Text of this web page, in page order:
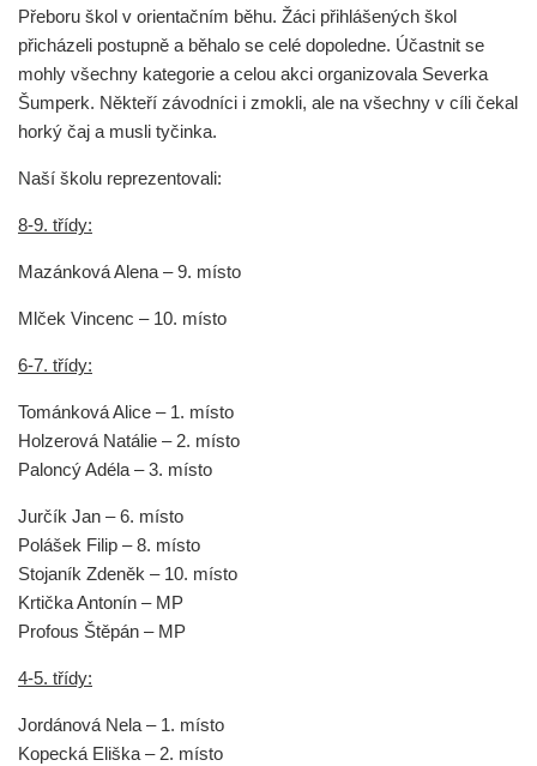
Přeboru škol v orientačním běhu. Žáci přihlášených škol
přicházeli postupně a běhalo se celé dopoledne. Účastnit se
mohly všechny kategorie a celou akci organizovala Severka
Šumperk. Někteří závodníci i zmokli, ale na všechny v cíli čekal
horký čaj a musli tyčinka.
Naší školu reprezentovali:
8-9. třídy:
Mazánková Alena – 9. místo
Mlček Vincenc – 10. místo
6-7. třídy:
Tománková Alice – 1. místo
Holzerová Natálie – 2. místo
Paloncý Adéla – 3. místo
Jurčík Jan – 6. místo
Polášek Filip – 8. místo
Stojaník Zdeněk – 10. místo
Krtička Antonín – MP
Profous Štěpán – MP
4-5. třídy:
Jordánová Nela – 1. místo
Kopecká Eliška – 2. místo